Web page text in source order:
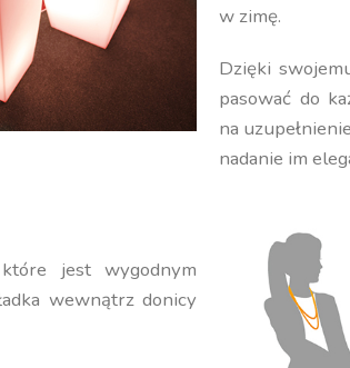
w zimę.
Dzięki
pasować do
na
nadanie im
jest wygodnym
wewnątrz donicy